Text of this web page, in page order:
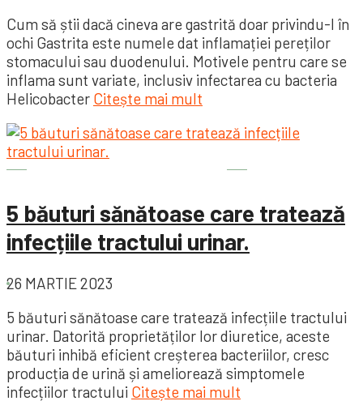
Cum să știi dacă cineva are gastrită doar privindu-l în
ochi Gastrita este numele dat inflamației pereților
stomacului sau duodenului. Motivele pentru care se
inflama sunt variate, inclusiv infectarea cu bacteria
Helicobacter Citește mai mult
5 băuturi sănătoase care tratează
infecțiile tractului urinar.
26 MARTIE 2023
5 băuturi sănătoase care tratează infecțiile tractului
urinar. Datorită proprietăților lor diuretice, aceste
băuturi inhibă eficient creșterea bacteriilor, cresc
producția de urină și ameliorează simptomele
infecțiilor tractului Citește mai mult